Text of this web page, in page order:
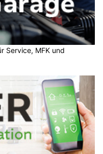
Service, MFK und